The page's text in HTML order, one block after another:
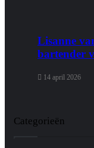
Lisanne
bartender
14 april 2026
Categorieën